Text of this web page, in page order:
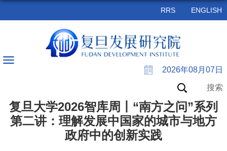
RRS ENGLISH
2026年08月07日
搜索
复旦大学2026智库周丨“南方之问”系列
第二讲：理解发展中国家的城市与地方
政府中的创新实践